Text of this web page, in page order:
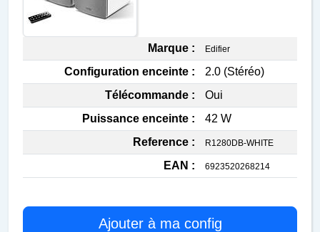
Marque : Edifier
Configuration enceinte :
2.0 (Stéréo)
Télécommande :
Oui
Puissance enceinte :
42 W
Reference :
R1280DB-WHITE
EAN : 6923520268214
Ajouter à ma config